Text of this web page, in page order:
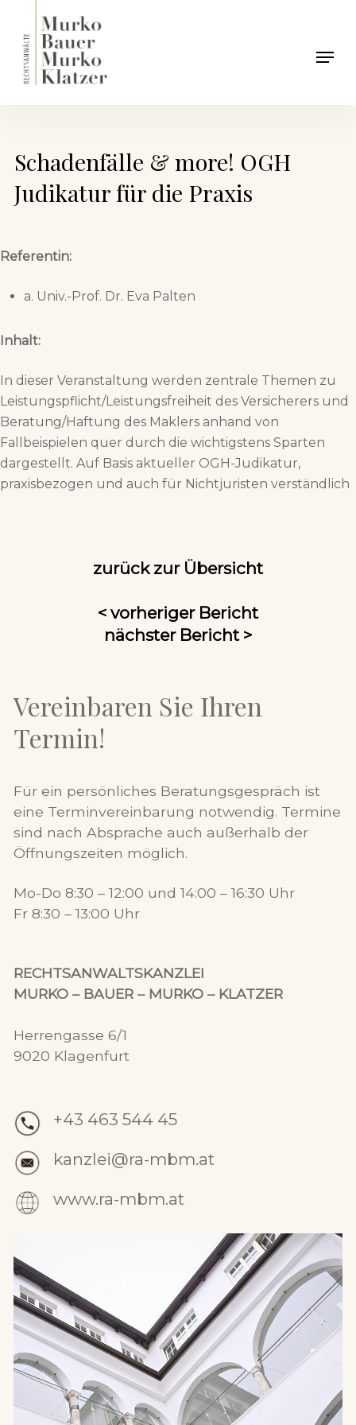
main
content
Menu
Schadenfälle & more! OGH
Judikatur für die Praxis
Referentin:
a. Univ.-Prof. Dr. Eva Palten
Inhalt:
In dieser Veranstaltung werden zentrale Themen zu
Leistungspflicht/Leistungsfreiheit des Versicherers und
Beratung/Haftung des Maklers anhand von
Fallbeispielen quer durch die wichtigstens Sparten
dargestellt. Auf Basis aktueller OGH-Judikatur,
praxisbezogen und auch für Nichtjuristen verständlich
zurück zur Übersicht
< vorheriger Bericht
nächster Bericht >
Vereinbaren Sie Ihren
Termin!
Für ein persönliches Beratungsgespräch ist
eine Terminvereinbarung notwendig. Termine
sind nach Absprache auch außerhalb der
Öffnungszeiten möglich.
Mo-Do 8:30 – 12:00 und 14:00 – 16:30 Uhr
Fr 8:30 – 13:00 Uhr
RECHTSANWALTSKANZLEI
MURKO – BAUER – MURKO – KLATZER
Herrengasse 6/1
9020 Klagenfurt
+43 463 544 45
kanzlei@ra-mbm.at
www.ra-mbm.at